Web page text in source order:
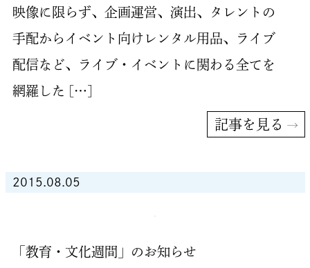
映像に限らず、企画運営、演出、タレントの
手配からイベント向けレンタル用品、ライブ
配信など、ライブ・イベントに関わる全てを
網羅した […]
記事を見る
2015.08.05
「教育・文化週間」のお知らせ